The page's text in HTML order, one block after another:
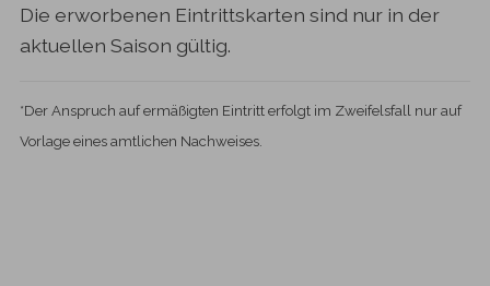
Die erworbenen Eintrittskarten sind nur in der
aktuellen Saison gültig.
*Der Anspruch auf ermäßigten Eintritt erfolgt im Zweifelsfall nur auf
Vorlage eines amtlichen Nachweises.